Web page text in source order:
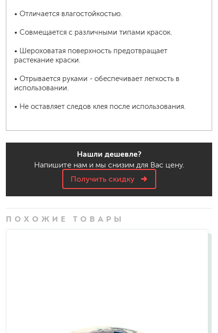
• Отличается влагостойкостью.
• Совмещается с различными типами красок.
• Шероховатая поверхность предотвращает
растекание краски.
• Отрывается руками - обеспечивает легкость в
использовании.
• Не оставляет следов клея после использования.
Нашли дешевле?
Напишите нам и мы снизим для Вас цену.
Получить скидку
ПОХОЖИЕ ТОВАРЫ